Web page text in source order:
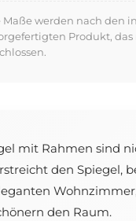
Maße werden nach den
Produkt,
mit Rahmen sind
den Spiegel,
den Raum.